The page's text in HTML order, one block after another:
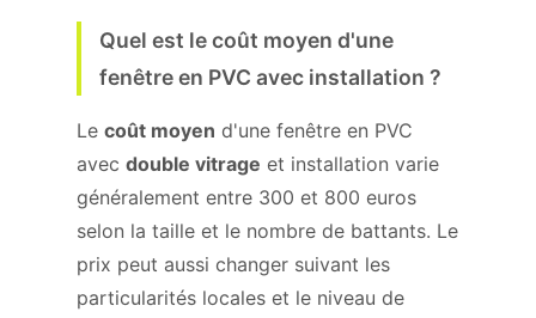
Quel est le coût moyen d'une
fenêtre en PVC avec installation ?
Le coût moyen d'une fenêtre en PVC
avec double vitrage et installation varie
généralement entre 300 et 800 euros
selon la taille et le nombre de battants. Le
prix peut aussi changer suivant les
particularités locales et le niveau de